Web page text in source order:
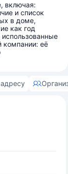
включая:
и список
в доме,
как год
использованные
её